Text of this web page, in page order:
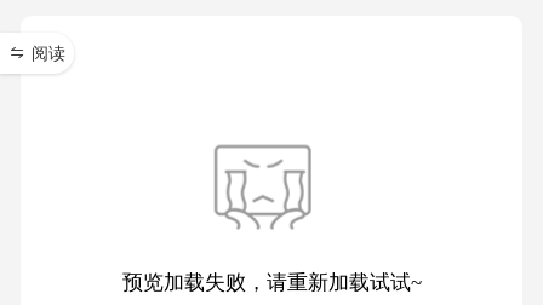
阅读
预览加载失败，请重新加载试试~